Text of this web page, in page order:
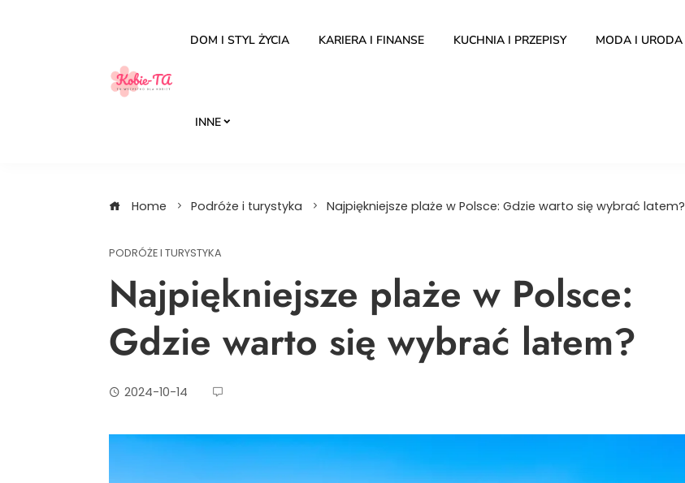
DOM I STYL ŻYCIA KARIERA I FINANSE KUCHNIA I PRZEPISY MODA I URODA
INNE
Home Podróże i turystyka Najpiękniejsze plaże w Polsce: Gdzie warto się wybrać latem?
PODRÓŻE I TURYSTYKA
Najpiękniejsze plaże w Polsce:
Gdzie warto się wybrać latem?
2024-10-14